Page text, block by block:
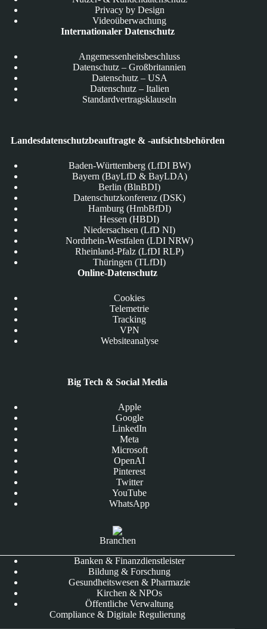
Privacy by Design
Videoüberwachung
Internationaler Datenschutz
Angemessenheitsbeschluss
Datenschutz – Großbritannien
Datenschutz – USA
Datenschutz – Italien
Standardvertragsklauseln
Landesdatenschutzbeauftragte & -aufsichtsbehörden
Baden-Württemberg (LfDI BW)
Bayern (BayLfD & BayLDA)
Berlin (BlnBDI)
Datenschutzkonferenz (DSK)
Hamburg (HmbBfDI)
Hessen (HBDI)
Niedersachsen (LfD NI)
Nordrhein-Westfalen (LDI NRW)
Rheinland-Pfalz (LfDI RLP)
Thüringen (TLfDI)
Online-Datenschutz
Cookies
Telemetrie
Tracking
VPN
Websiteanalyse
Big Tech & Social Media
Apple
Google
LinkedIn
Meta
Microsoft
OpenAI
Pinterest
Twitter
YouTube
WhatsApp
Branchen
Banken & Finanzdienstleister
Bildung & Forschung
Gesundheitswesen & Pharmazie
Kirchen & NPOs
Öffentliche Verwaltung
Compliance & Digitale Regulierung